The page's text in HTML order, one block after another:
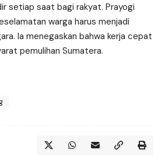
setiap saat bagi rakyat. Prayogi
warga harus menjadi
Ia menegaskan bahwa kerja cepat
pemulihan Sumatera.